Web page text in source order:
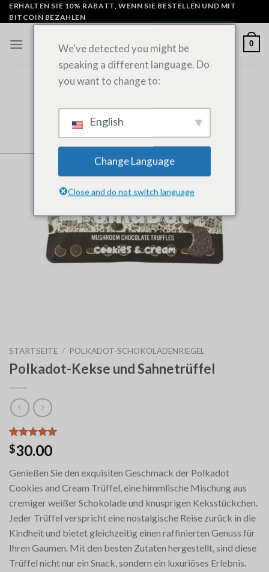
Zum
Inhalt
ERHALTEN SIE 10% RABATT, WENN SIE BESTELLEN UND MIT
BITCOIN BEZAHLEN
0
STARTSEITE / POLKADOT-SCHOKOLADENRIEGEL
Polkadot-Kekse und Sahnetrüffel
Bewertet
mit5.00
basierend
auf
6
Kundenbewertungen
$30.00
Genießen Sie den exquisiten Geschmack der Polkadot
Cookies and Cream Trüffel, eine himmlische Mischung aus
cremiger weißer Schokolade und knusprigen Keksstückchen.
Jeder Trüffel verspricht eine nostalgische Reise zurück in die
Kindheit und bietet gleichzeitig einen raffinierten Genuss für
Ihren Gaumen. Mit den besten Zutaten hergestellt, sind diese
Trüffel nicht nur ein Snack, sondern ein luxuriöses Erlebnis.
We've detected you might be
speaking a different language. Do
you want to change to:
English
Change Language
Close and do not switch language